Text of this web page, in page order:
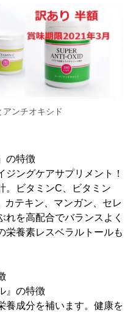
ンチオキシド
の特徴
ングケアサプリメント！
。ビタミンC、ビタミン
カテキン、マンガン、セレ
れを高配合でバランスよく
栄養素レスベラルトールも
』の特徴
養成分を補います。健康を